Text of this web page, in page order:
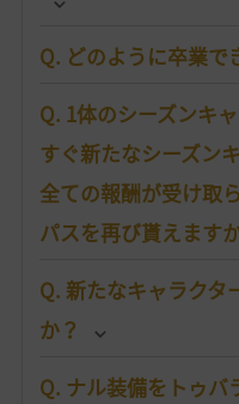
Q. どのように卒業で
Q. 1体のシーズンキ
すぐ新たなシーズン
全ての報酬が受け取
パスを再び貰えます
Q. 新たなキャラクタ
か？
Q. ナル装備をトゥバ